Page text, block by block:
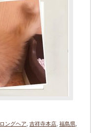
ロングヘア 吉祥寺本店 福島県